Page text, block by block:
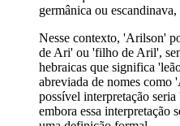
germânica ou
Nesse contexto, 'Arilson'
de Ari' ou 'filho de Aril',
hebraicas que significa
abreviada de nomes
possível interpretação
embora essa interpretação